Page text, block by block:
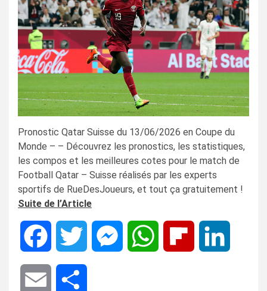
Pronostic Qatar Suisse du 13/06/2026 en Coupe du
Monde – – Découvrez les pronostics, les statistiques,
les compos et les meilleures cotes pour le match de
Football Qatar – Suisse réalisés par les experts
sportifs de RueDesJoueurs, et tout ça gratuitement !
Suite de l’Article
Facebook Twitter MessengerWhatsApp Flipboard
Email